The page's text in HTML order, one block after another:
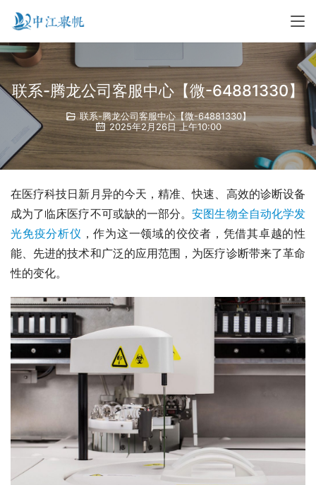
联系-腾龙公司客服中心【微-64881330】
联系-腾龙公司客服中心【微-64881330】
2025年2月26日 上午10:00
在医疗科技日新月异的今天，精准、快速、高效的诊断设备
成为了临床医疗不可或缺的一部分。安图生物全自动化学发
光免疫分析仪 ，作为这一领域的佼佼者，凭借其卓越的性
能、先进的技术和广泛的应用范围，为医疗诊断带来了革命
性的变化。